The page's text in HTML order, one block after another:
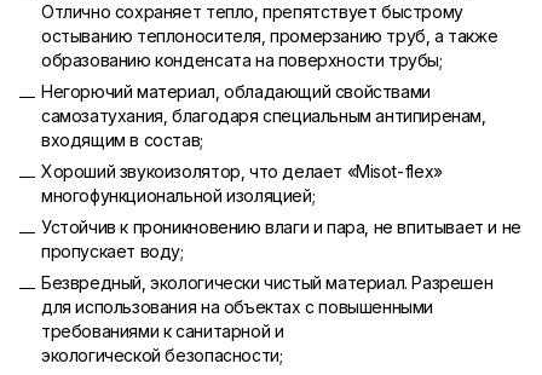
Отлично сохраняет тепло, препятствует быстрому
остыванию теплоносителя, промерзанию труб, а также
образованию конденсата на поверхности трубы;
Негорючий материал, обладающий свойствами
самозатухания, благодаря специальным антипиренам,
входящим в состав;
Хороший звукоизолятор, что делает «Misot-flex»
многофункциональной изоляцией;
Устойчив к проникновению влаги и пара, не впитывает и не
пропускает воду;
Безвредный, экологически чистый материал. Разрешен
для использования на объектах с повышенными
требованиями к санитарной и
экологической безопасности;